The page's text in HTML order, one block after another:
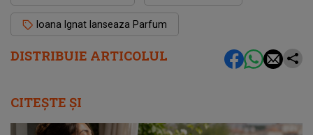
DISTRIBUIE ARTICOLUL
Ioana Ignat lanseaza Parfum
CITEȘTE ȘI